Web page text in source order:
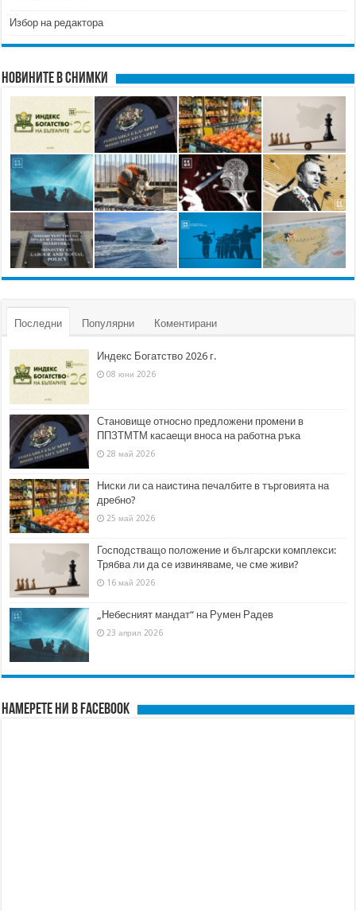
Избор на редактора
Новините в снимки
Последни Популярни Коментирани
Индекс Богатство 2026 г.
08 юни 2026
Становище относно предложени промени в
ППЗТМТМ касаещи вноса на работна ръка
28 май 2026
Ниски ли са наистина печалбите в търговията на
дребно?
25 май 2026
Господстващо положение и български комплекси:
Трябва ли да се извиняваме, че сме живи?
16 май 2026
„Небесният мандат“ на Румен Радев
23 април 2026
Намерете ни в FACEBOOK